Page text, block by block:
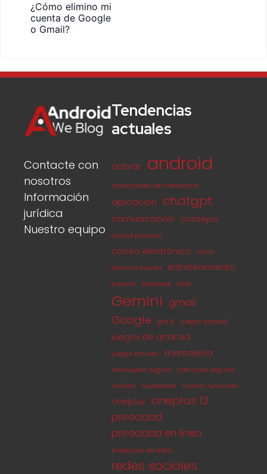
¿Cómo elimino mi
cuenta de Google
o Gmail?
Contacte con
nosotros
Información
jurídica
Nuestro equipo
Tendencias
actuales
activar android
aplicaciones de mensajería
aplicación chatgpt
comunicación consejos
control parental
correo electrónico
cómo
eliminar cuenta
entretenimiento
español facebook fotos
Gemini gmail
Google gta 6 juegos android
juegos de android
juegos móviles mensajería
mensajería segura
mensajes seguros
móviles
novedades nuevas funciones
oneplus oneplus 12
privacidad
privacidad en línea
protección de datos
redes sociales